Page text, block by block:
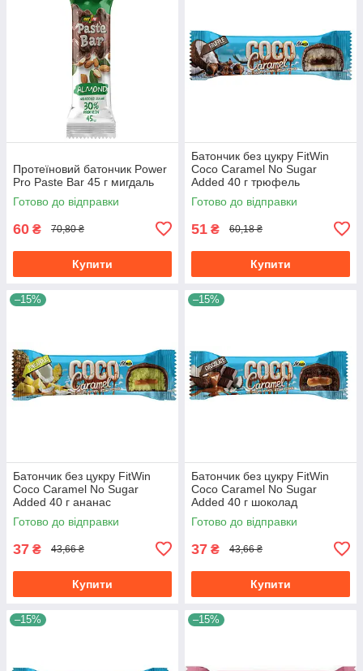
Протеїновий батончик Power
Pro Paste Bar 45 г мигдаль
Готово до відправки
60 ₴ 70,80 ₴
Купити
Батончик без цукру FitWin
Coco Caramel No Sugar
Added 40 г трюфель
Готово до відправки
51 ₴ 60,18 ₴
Купити
–15%
Батончик без цукру FitWin
Coco Caramel No Sugar
Added 40 г ананас
Готово до відправки
37 ₴ 43,66 ₴
Купити
–15%
Батончик без цукру FitWin
Coco Caramel No Sugar
Added 40 г шоколад
Готово до відправки
37 ₴ 43,66 ₴
Купити
–15% –15%